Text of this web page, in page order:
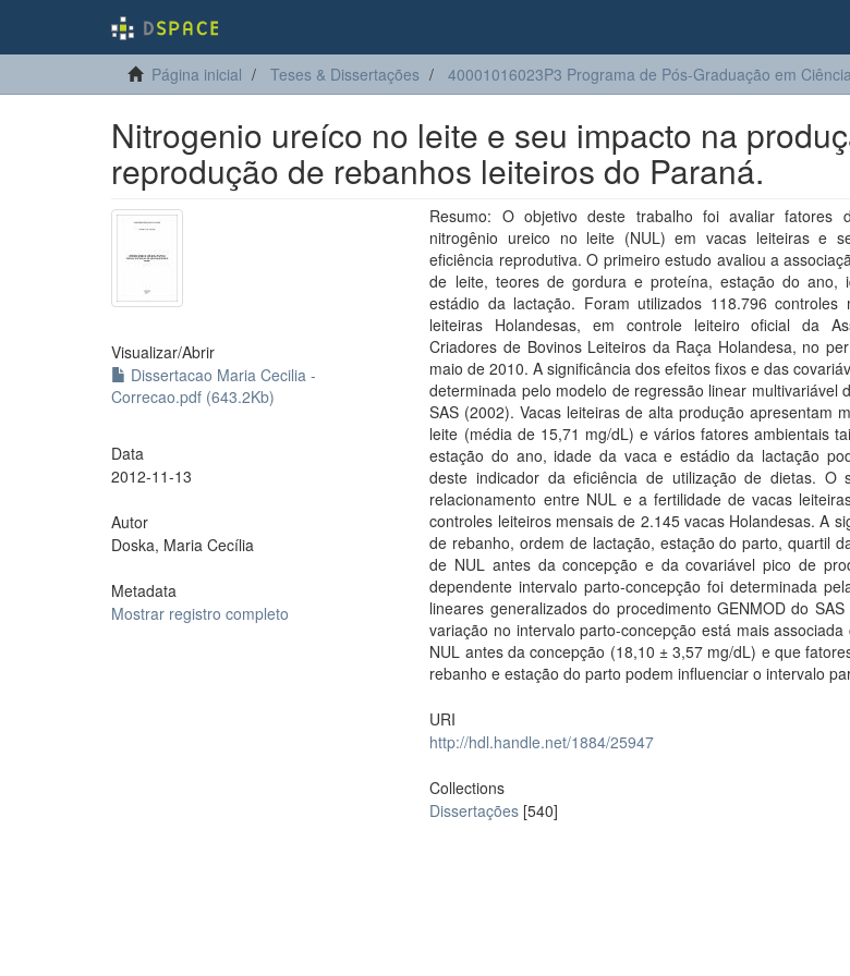
Página inicial Teses & Dissertações 40001016023P3 Programa de Pós-Graduação em
Nitrogenio ureíco no leite e seu impacto na
reprodução de rebanhos leiteiros do Paraná.
Visualizar/Abrir
Dissertacao Maria Cecilia -
Correcao.pdf (643.2Kb)
Data
2012-11-13
Autor
Doska, Maria Cecília
Metadata
Mostrar registro completo
Resumo: O objetivo deste trabalho foi avaliar fatores
nitrogênio ureico no leite (NUL) em vacas leiteiras e
eficiência reprodutiva. O primeiro estudo avaliou a
de leite, teores de gordura e proteína, estação do ano,
estádio da lactação. Foram utilizados 118.796 controles
leiteiras Holandesas, em controle leiteiro oficial da
Criadores de Bovinos Leiteiros da Raça Holandesa, no
maio de 2010. A significância dos efeitos fixos e das
determinada pelo modelo de regressão linear multivariável
SAS (2002). Vacas leiteiras de alta produção apresentam
leite (média de 15,71 mg/dL) e vários fatores ambientais
estação do ano, idade da vaca e estádio da lactação
deste indicador da eficiência de utilização de dietas. O
relacionamento entre NUL e a fertilidade de vacas
controles leiteiros mensais de 2.145 vacas Holandesas. A
de rebanho, ordem de lactação, estação do parto, quartil
de NUL antes da concepção e da covariável pico de
dependente intervalo parto-concepção foi determinada
lineares generalizados do procedimento GENMOD do
variação no intervalo parto-concepção está mais
NUL antes da concepção (18,10 ± 3,57 mg/dL) e que
rebanho e estação do parto podem influenciar o intervalo
URI
http://hdl.handle.net/1884/25947
Collections
Dissertações [540]